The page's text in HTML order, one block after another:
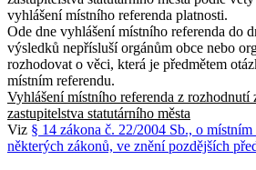
vyhlášení místního referenda platnosti.
Ode dne vyhlášení místního referenda do
výsledků nepřísluší orgánům obce nebo
rozhodovat o věci, která je předmětem
místním referendu.
Vyhlášení místního referenda z rozhodnutí
zastupitelstva statutárního města
Viz § 14 zákona č. 22/2004 Sb., o místním
některých zákonů, ve znění pozdějších